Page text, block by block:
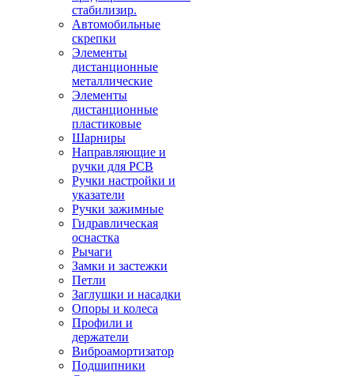
стабилизир.
Автомобильные
скрепки
Элементы
дистанционные
металлические
Элементы
дистанционные
пластиковые
Шарниры
Направляющие и
ручки для PCB
Ручки настройки и
указатели
Ручки зажимные
Гидравлическая
оснастка
Рычаги
Замки и застежки
Петли
Заглушки и насадки
Опоры и колеса
Профили и
держатели
Виброамортизатор
Подшипники